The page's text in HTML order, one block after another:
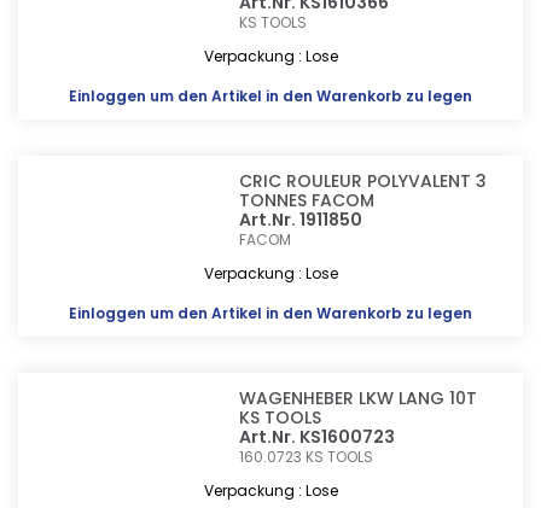
KS TOOLS
Verpackung : Lose
Einloggen um den Artikel in den Warenkorb zu legen
CRIC ROULEUR POLYVALENT 3
TONNES FACOM
Art.Nr. 1911850
FACOM
Verpackung : Lose
Einloggen um den Artikel in den Warenkorb zu legen
WAGENHEBER LKW LANG 10T
KS TOOLS
Art.Nr. KS1600723
160.0723 KS TOOLS
Verpackung : Lose